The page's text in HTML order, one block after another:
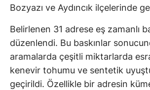
Bozyazı ve Aydıncık ilçelerinde
Belirlenen 31 adrese eş zamanlı
düzenlendi. Bu baskınlar
aramalarda çeşitli miktarlarda
kenevir tohumu ve sentetik
geçirildi. Özellikle bir adresin